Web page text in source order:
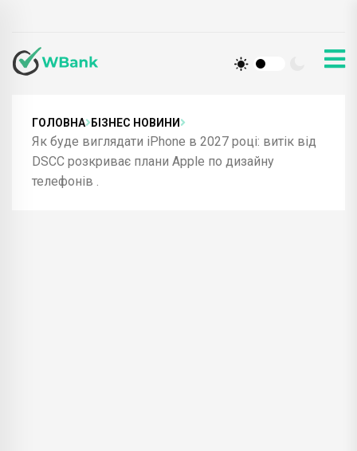
ГОЛОВНА БІЗНЕС НОВИНИ
Як буде виглядати iPhone в 2027 році: витік від
DSCC розкриває плани Apple по дизайну
телефонів .